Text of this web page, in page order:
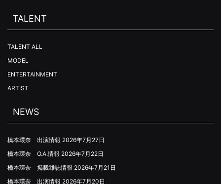
TALENT
TALENT ALL
MODEL
ENTERTAINMENT
ARTIST
NEWS
橋本環奈 出演情報 2026年7月27日
橋本環奈 O.A.情報 2026年7月22日
橋本環奈 掲載雑誌情報 2026年7月21日
橋本環奈 出演情報 2026年7月20日